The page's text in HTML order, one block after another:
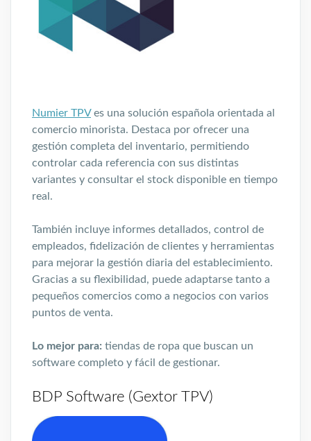
Numier TPVes una solución española orientada al
comercio minorista. Destaca por ofrecer una
gestión completa del inventario, permitiendo
controlar cada referencia con sus distintas
variantes y consultar el stock disponible en tiempo
real.
También incluye informes detallados, control de
empleados, fidelización de clientes y herramientas
para mejorar la gestión diaria del establecimiento.
Gracias a su flexibilidad, puede adaptarse tanto a
pequeños comercios como a negocios con varios
puntos de venta.
Lo mejor para: tiendas de ropa que buscan un
software completo y fácil de gestionar.
BDP Software (Gextor TPV)